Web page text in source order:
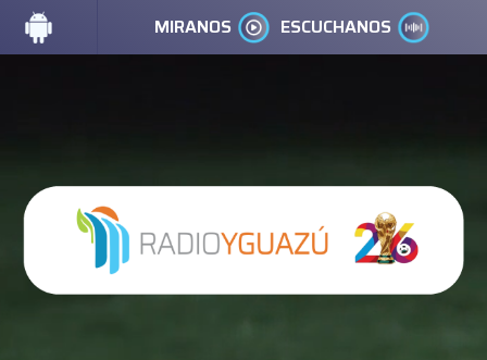
MIRANOS ESCUCHANOS